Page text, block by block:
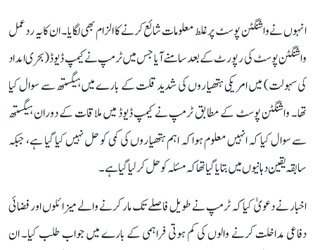
انہوں نے واشنگٹن پوسٹ پر غلط معلومات شائع کرنے کا الزام بھی لگایا۔ ان کا یہ ردعمل
واشنگٹن پوسٹ کی رپورٹ کے بعد سامنے آیا جس میں ٹرمپ نے کیمپ ڈیوڈ (بحری امداد
کی سہولت) میں امریکی ہتھیاروں کی شدید قلت کے بارے میں ہیگستھ سے سوال کیا
تھا۔ واشنگٹن پوسٹ کے مطابق ٹرمپ نے کیمپ ڈیوڈ میں ملاقات کے دوران ہیگستھ
سے سوال کیا کہ انہیں معلوم ہوا کہ اہم ہتھیاروں کی کمی کو حل نہیں کیا گیا ہے، جبکہ
سابقہ ​​یقین دہانیوں میں بتا یا گیا تھا کہ مسئلہ کو حل کر لیا گیا ہے۔
اخبار نے دعویٰ کیا کہ ٹرمپ نے طویل فاصلے تک مار کرنے والے میزائلوں اور فضائی
دفاعی مداخلت کرنے والوں کی کم ہوتی فراہمی کے بارے میں جواب طلب کیا۔ ان